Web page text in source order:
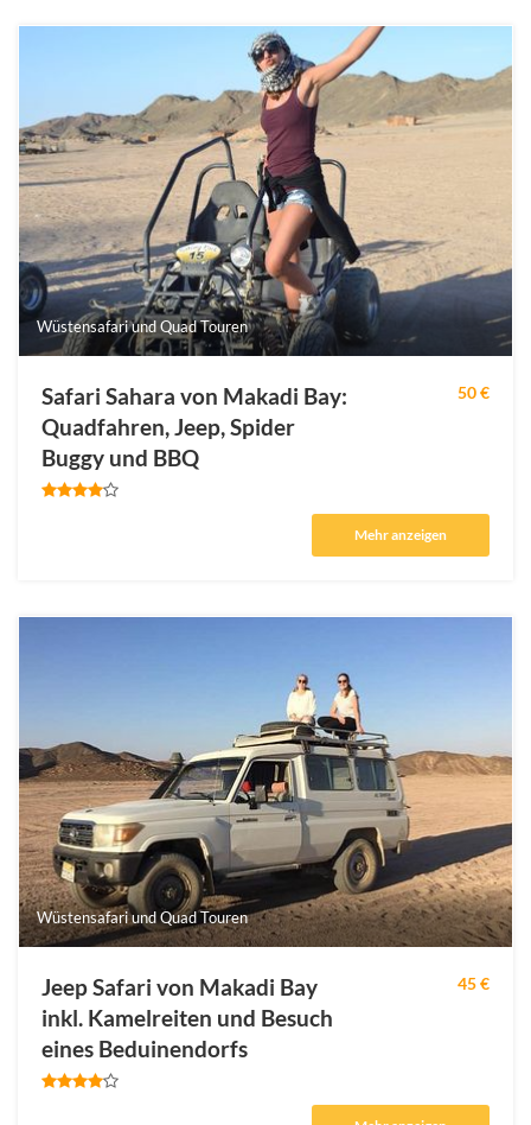
Wüstensafari und Quad Touren
Safari Sahara von Makadi Bay:
Quadfahren, Jeep, Spider
Buggy und BBQ
50 €
Mehr anzeigen
Wüstensafari und Quad Touren
Jeep Safari von Makadi Bay
inkl. Kamelreiten und Besuch
eines Beduinendorfs
45 €